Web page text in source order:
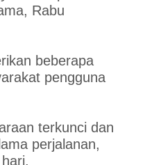
Rabu
beberapa
pengguna
terkunci dan
perjalanan,